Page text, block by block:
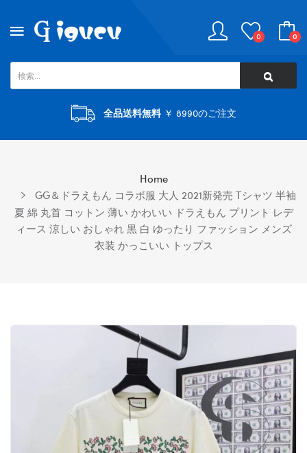
0 0
全品送料無料￥ 8990のご注文
Home
GG＆ドラえもん コラボ服 大人 2021新発売 Tシャツ 半袖
夏 綿 丸首 コットン 薄い かわいい ドラえもん プリント レデ
ィース 涼しい おしゃれ 黒 白 ゆったり ファッション メンズ
衣装 かっこいい トップス